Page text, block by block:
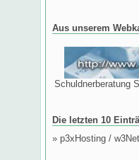
Aus unserem
Schuldnerberatung
Die letzten 10
» p3xHosting /